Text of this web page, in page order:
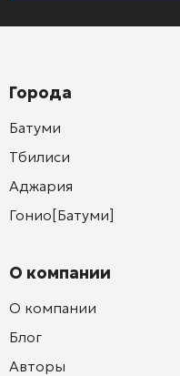
Города
Батуми
Тбилиси
Аджария
Гонио[Батуми]
О компании
О компании
Блог
Авторы